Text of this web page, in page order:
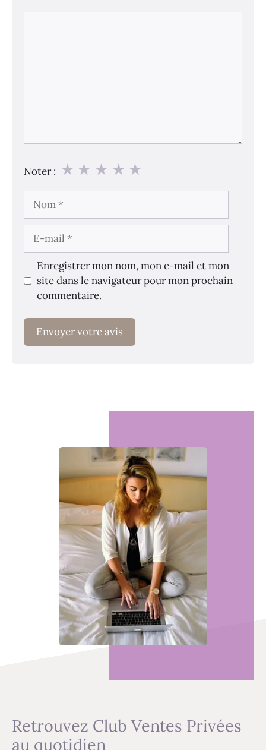
Noter : ★
★
★
★
★
mail
Enregistrer mon nom, mon e-mail et mon
site dans le navigateur pour mon prochain
commentaire.
Retrouvez Club Ventes Privées
au quotidien